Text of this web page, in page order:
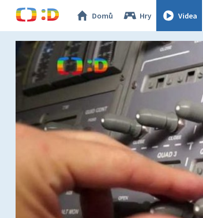
Domů Hry Videa